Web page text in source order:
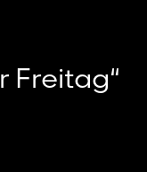
Freitag“